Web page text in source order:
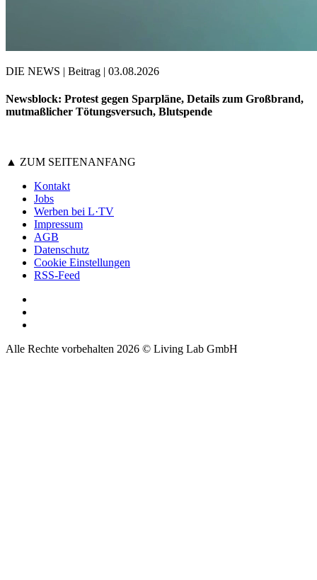
DIE NEWS | Beitrag | 03.08.2026
Newsblock: Protest gegen Sparpläne, Details zum Großbrand,
mutmaßlicher Tötungsversuch, Blutspende
▲ ZUM SEITENANFANG
Kontakt
Jobs
Werben bei L·TV
Impressum
AGB
Datenschutz
Cookie Einstellungen
RSS-Feed
Alle Rechte vorbehalten 2026 © Living Lab GmbH